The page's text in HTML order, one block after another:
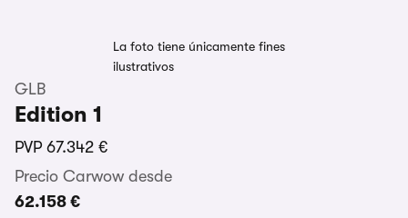
La foto tiene únicamente fines
ilustrativos
GLB
Edition 1
PVP 67.342 €
Precio Carwow desde
62.158 €